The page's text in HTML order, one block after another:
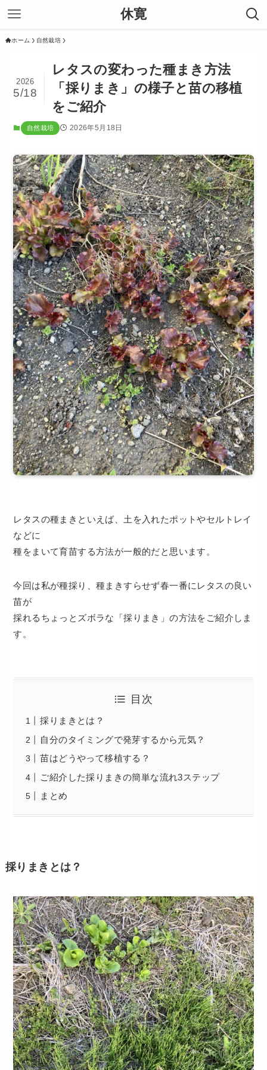
休寛
ホーム 自然栽培
レタスの変わった種まき方法
「採りまき」の様子と苗の移植
をご紹介
2026
5/18
自然栽培 2026年5月18日
レタスの種まきといえば、土を入れたポットやセルトレイ
などに
種をまいて育苗する方法が一般的だと思います。
今回は私が種採り、種まきすらせず春一番にレタスの良い
苗が
採れるちょっとズボラな「採りまき」の方法をご紹介しま
す。
目次
採りまきとは？
自分のタイミングで発芽するから元気？
苗はどうやって移植する？
ご紹介した採りまきの簡単な流れ3ステップ
まとめ
採りまきとは？